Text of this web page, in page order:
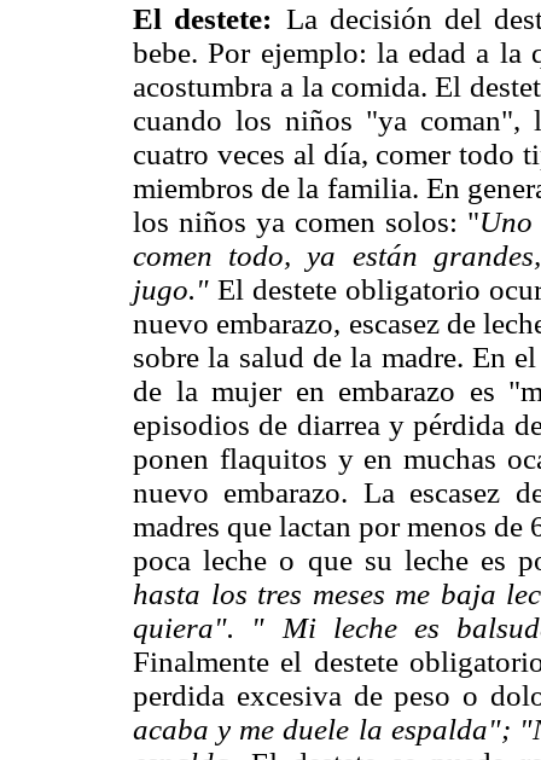
El destete: La decisión del
bebe. Por ejemplo: la edad a la
acostumbra a la comida. El
cuando los niños "ya coman",
cuatro veces al día, comer todo
miembros de la familia. En
los niños ya comen solos: "Uno
comen todo, ya están
jugo." El destete obligatorio
nuevo embarazo, escasez de
sobre la salud de la madre. En
de la mujer en embarazo es
episodios de diarrea y pérdida
ponen flaquitos y en muchas
nuevo embarazo. La escasez
madres que lactan por menos de
poca leche o que su leche es
hasta los tres meses me baja
quiera". " Mi leche es
Finalmente el destete
perdida excesiva de peso o
acaba y me duele la espalda";